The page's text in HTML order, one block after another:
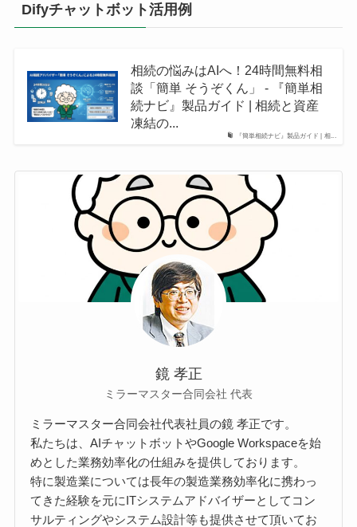
Difyチャットボット活用例
『簡単相続ナビ』製品ガイド | 相...
相続の悩みはAIへ！24時間無料相
談「簡単 そうぞくん」 - 『簡単相
続ナビ』製品ガイド | 相続と資産
凍結の...
鏡 孝正
ミラーマスター合同会社 代表
ミラーマスター合同会社代表社員の鏡 孝正です。
私たちは、AIチャットボットやGoogle Workspaceを始
めとした業務効率化の仕組みを提供しております。
特に製造業については長年の製造業務効率化に携わっ
てきた経験を元にITシステムアドバイザーとしてコン
サルティングやシステム設計等も提供させて頂いてお